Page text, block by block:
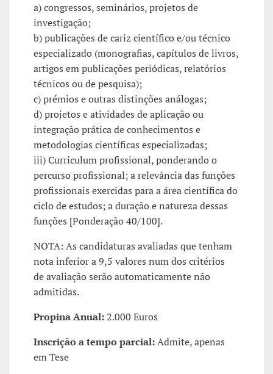
a) congressos, seminários, projetos de
investigação;
b) publicações de cariz científico e/ou técnico
especializado (monografias, capítulos de livros,
artigos em publicações periódicas, relatórios
técnicos ou de pesquisa);
c) prémios e outras distinções análogas;
d) projetos e atividades de aplicação ou
integração prática de conhecimentos e
metodologias científicas especializadas;
iii) Curriculum profissional, ponderando o
percurso profissional; a relevância das funções
profissionais exercidas para a área científica do
ciclo de estudos; a duração e natureza dessas
funções [Ponderação 40/100].
NOTA: As candidaturas avaliadas que tenham
nota inferior a 9,5 valores num dos critérios
de avaliação serão automaticamente não
admitidas.
Propina Anual:2.000 Euros
Inscrição a tempo parcial:Admite, apenas
em Tese